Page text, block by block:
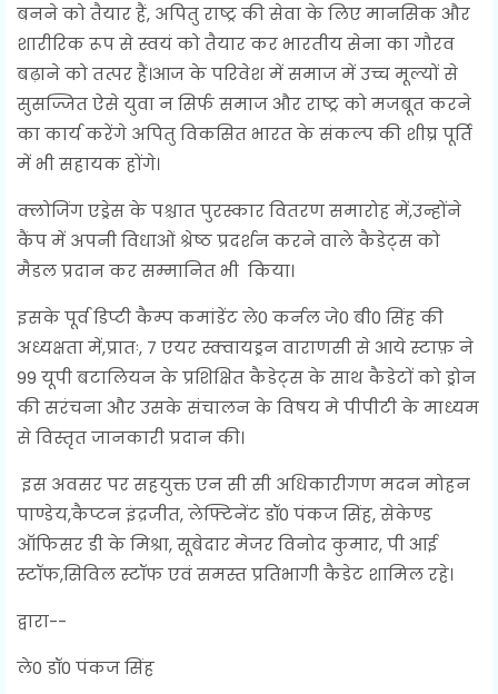
बनने को तैयार हैं, अपितु राष्ट्र की सेवा के लिए मानसिक और
शारीरिक रूप से स्वयं को तैयार कर भारतीय सेना का गौरव
बढ़ाने को तत्पर हैं।आज के परिवेश में समाज में उच्च मूल्यों से
सुसज्जित ऐसे युवा न सिर्फ समाज और राष्ट्र को मजबूत करने
का कार्य करेंगे अपितु विकसित भारत के संकल्प की शीघ्र पूर्ति
में भी सहायक होंगे।
क्लोजिंग एड्रेस के पश्चात पुरस्कार वितरण समारोह में,उन्होंने
कैंप में अपनी विधाओं श्रेष्ठ प्रदर्शन करने वाले कैडेट्स को
मैडल प्रदान कर सम्मानित भी किया।
इसके पूर्व डिप्टी कैम्प कमांडेंट ले0 कर्नल जे0 बी0 सिंह की
अध्यक्षता में,प्रातः, 7 एयर स्क्वायड्रन वाराणसी से आये स्टाफ़ ने
99 यूपी बटालियन के प्रशिक्षित कैडेट्स के साथ कैडेटों को ड्रोन
की सरंचना और उसके संचालन के विषय मे पीपीटी के माध्यम
से विस्तृत जानकारी प्रदान की।
इस अवसर पर सहयुक्त एन सी सी अधिकारीगण मदन मोहन
पाण्डेय,कैप्टन इंद्रजीत, लेफ्टिनेंट डॉ0 पंकज सिंह, सेकेण्ड
ऑफिसर डी के मिश्रा, सूबेदार मेजर विनोद कुमार, पी आई
स्टॉफ,सिविल स्टॉफ एवं समस्त प्रतिभागी कैडेट शामिल रहे।
द्वारा--
ले0 डॉ0 पंकज सिंह